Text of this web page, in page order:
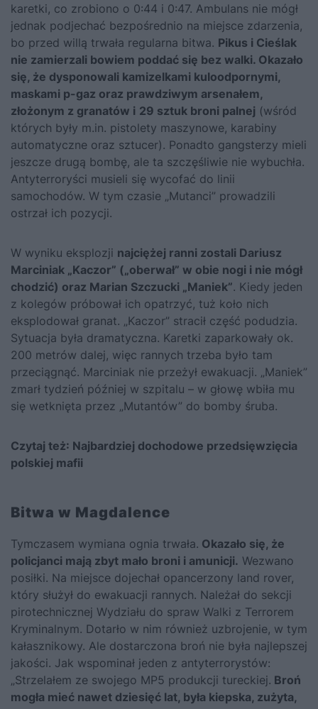
karetki, co zrobiono o 0:44 i 0:47. Ambulans nie mógł
jednak podjechać bezpośrednio na miejsce zdarzenia,
bo przed willą trwała regularna bitwa. Pikus i Cieślak
nie zamierzali bowiem poddać się bez walki. Okazało
się, że dysponowali kamizelkami kuloodpornymi,
maskami p-gaz oraz prawdziwym arsenałem,
złożonym z granatów i 29 sztuk broni palnej (wśród
których były m.in. pistolety maszynowe, karabiny
automatyczne oraz sztucer). Ponadto gangsterzy mieli
jeszcze drugą bombę, ale ta szczęśliwie nie wybuchła.
Antyterroryści musieli się wycofać do linii
samochodów. W tym czasie „Mutanci” prowadzili
ostrzał ich pozycji.
W wyniku eksplozji najciężej ranni zostali Dariusz
Marciniak „Kaczor” („oberwał” w obie nogi i nie mógł
chodzić) oraz Marian Szczucki „Maniek”. Kiedy jeden
z kolegów próbował ich opatrzyć, tuż koło nich
eksplodował granat. „Kaczor” stracił część podudzia.
Sytuacja była dramatyczna. Karetki zaparkowały ok.
200 metrów dalej, więc rannych trzeba było tam
przeciągnąć. Marciniak nie przeżył ewakuacji. „Maniek”
zmarł tydzień później w szpitalu – w głowę wbiła mu
się wetknięta przez „Mutantów” do bomby śruba.
Czytaj też: Najbardziej dochodowe przedsięwzięcia
polskiej mafii
Bitwa w Magdalence
Tymczasem wymiana ognia trwała. Okazało się, że
policjanci mają zbyt mało broni i amunicji. Wezwano
posiłki. Na miejsce dojechał opancerzony land rover,
który służył do ewakuacji rannych. Należał do sekcji
pirotechnicznej Wydziału do spraw Walki z Terrorem
Kryminalnym. Dotarło w nim również uzbrojenie, w tym
kałasznikowy. Ale dostarczona broń nie była najlepszej
jakości. Jak wspominał jeden z antyterrorystów:
„Strzelałem ze swojego MP5 produkcji tureckiej. Broń
mogła mieć nawet dziesięć lat, była kiepska, zużyta,